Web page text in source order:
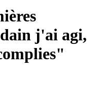
j'ai agi,